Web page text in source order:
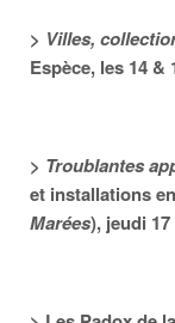
> Villes,
Espèce, les 14 &
> Troublantes
et installations
Marées), jeudi